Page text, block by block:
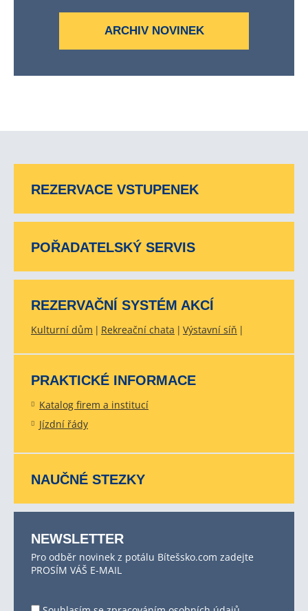
ARCHIV NOVINEK
REZERVACE VSTUPENEK
POŘADATELSKÝ SERVIS
REZERVAČNÍ SYSTÉM AKCÍ
Kulturní dům Rekreační chata Výstavní síň
PRAKTICKÉ INFORMACE
Katalog firem a institucí
Jízdní řády
NAUČNÉ STEZKY
NEWSLETTER
Pro odběr novinek z potálu Bítešsko.com zadejte
PROSÍM VÁŠ E-MAIL